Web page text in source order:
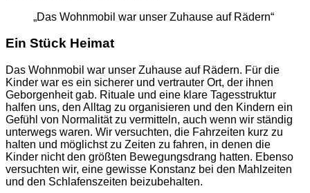
„Das Wohnmobil war unser Zuhause auf Rädern“
Ein Stück Heimat
Das Wohnmobil war unser Zuhause auf Rädern. Für die
Kinder war es ein sicherer und vertrauter Ort, der ihnen
Geborgenheit gab. Rituale und eine klare Tagesstruktur
halfen uns, den Alltag zu organisieren und den Kindern ein
Gefühl von Normalität zu vermitteln, auch wenn wir ständig
unterwegs waren. Wir versuchten, die Fahrzeiten kurz zu
halten und möglichst zu Zeiten zu fahren, in denen die
Kinder nicht den größten Bewegungsdrang hatten. Ebenso
versuchten wir, eine gewisse Konstanz bei den Mahlzeiten
und den Schlafenszeiten beizubehalten.